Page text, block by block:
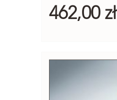
462,00 zł